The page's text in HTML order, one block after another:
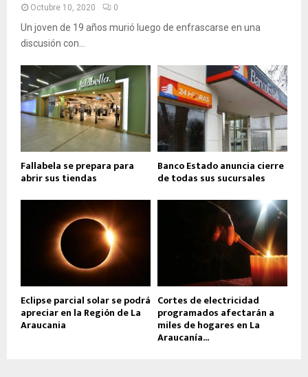
Octubre 10, 2020 0
Un joven de 19 años murió luego de enfrascarse en una
discusión con...
Fallabela se prepara para
abrir sus tiendas
Banco Estado anuncia cierre
de todas sus sucursales
Eclipse parcial solar se podrá
apreciar en la Región de La
Araucania
Cortes de electricidad
programados afectarán a
miles de hogares en La
Araucanía...